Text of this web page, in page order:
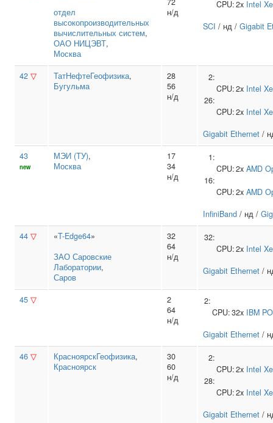
отдел
высокопроизводительных
вычислительных систем,
ОАО НИЦЭВТ,
Москва
н/д
CPU:2x Intel
SCI / нд / Gigabit
42 ▽ ТатНефтеГеофизика,
Бугульма
28
56
н/д
2:
CPU:2x Intel
26:
CPU:2x Intel
Gigabit Ethernet /
43
new
МЭИ (ТУ),
Москва
17
34
н/д
1:
CPU:2x AMD
16:
CPU:2x AMD
InfiniBand / нд /
44 ▽ «T-Edge64»
ЗАО Саровские
Лаборатории,
Саров
32
64
н/д
32:
CPU:2x Intel
Gigabit Ethernet /
45 ▽
2
64
н/д
2:
CPU:32x IBM
Gigabit Ethernet /
46 ▽ КрасноярскГеофизика,
Красноярск
30
60
н/д
2:
CPU:2x Intel
28:
CPU:2x Intel
Gigabit Ethernet /